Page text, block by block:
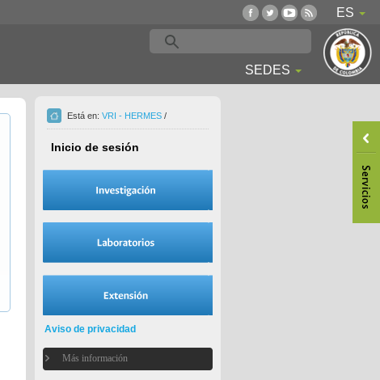
ES
SEDES
Está en: VRI - HERMES /
Inicio de sesión
Aviso de privacidad
Más información